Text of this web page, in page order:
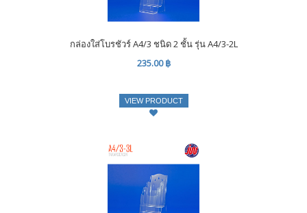
กล่องใส่โบรชัวร์ A4/3 ชนิด 2 ชั้น รุ่น A4/3-2L
235.00 ฿
VIEW PRODUCT